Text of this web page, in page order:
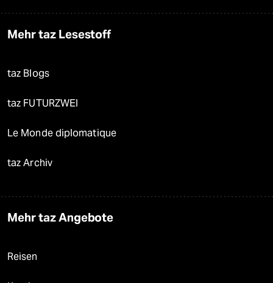
Mehr taz Lesestoff
taz Blogs
taz FUTURZWEI
Le Monde diplomatique
taz Archiv
Mehr taz Angebote
Reisen